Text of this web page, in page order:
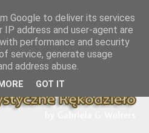
Google to deliver its services
IP address and user-agent are
performance and security
service, generate usage
address abuse.
GOT IT